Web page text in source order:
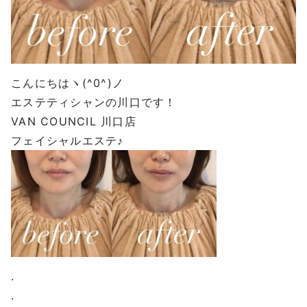
こんにちはヽ(^0^)ノ
エステティシャンの川口です！
VAN COUNCIL 川口店
フェイシャルエステ♪
.
.